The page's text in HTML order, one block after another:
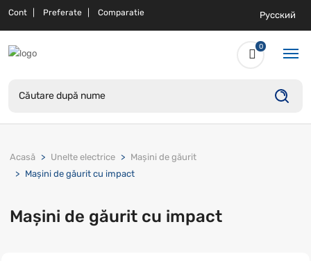
Cont Preferate Comparatie Русский
0
Acasă Unelte electrice
Mașini de găurit
Mașini de găurit cu impact
Mașini de găurit cu impact